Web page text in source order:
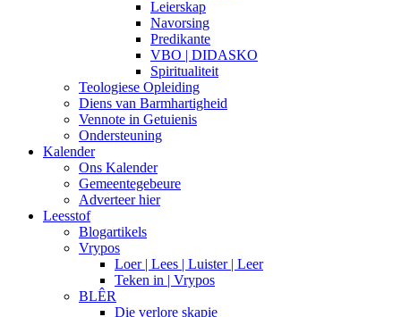
Leierskap
Navorsing
Predikante
VBO | DIDASKO
Spiritualiteit
Teologiese Opleiding
Diens van Barmhartigheid
Vennote in Getuienis
Ondersteuning
Kalender
Ons Kalender
Gemeentegebeure
Adverteer hier
Leesstof
Blogartikels
Vrypos
Loer | Lees | Luister | Leer
Teken in | Vrypos
BLÊR
Die verlore skapie